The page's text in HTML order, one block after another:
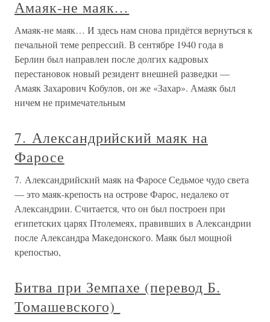
Амаяк-не маяк…
Амаяк-не маяк… И здесь нам снова придётся вернуться к
печальной теме репрессий. В сентябре 1940 года в
Берлин был направлен после долгих кадровых
перестановок новый резидент внешней разведки —
Амаяк Захарович Кобулов, он же «Захар». Амаяк был
ничем не примечательным
7. Александрийский маяк на
Фаросе
7. Александрийский маяк на Фаросе Седьмое чудо света
— это маяк-крепость на острове Фарос, недалеко от
Александрии. Считается, что он был построен при
египетских царях Птолемеях, правивших в Александрии
после Александра Македонского. Маяк был мощной
крепостью,
Битва при Земпахе (перевод Б.
Томашевского)